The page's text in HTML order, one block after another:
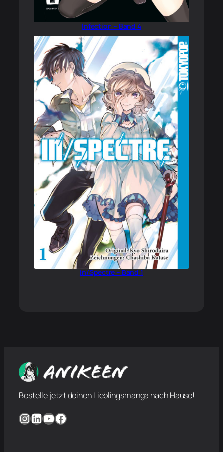
Infection – Band 4
In/Spectre – Band 1
Bestelle jetzt deinen Lieblingsmanga nach Hause!
InstagramLinkedIn YouTube Facebook